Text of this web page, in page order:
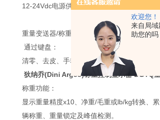
欢迎您！
来自局
助您的吗
12-24Vdc电源供电
重量变送器/称重显示器功能
通过键盘：
清零、去皮、手动去皮、打印和/或传输数据
狄纳乔(Dini Argeo)称重控制显示器 DGTQ
称重功能：
显示重量精度x10、净重/毛重或lb/kg转换、
辆称重、重量锁定及峰值检测。